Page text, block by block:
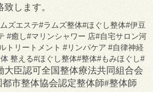
します。
ズエステ#ラムズ整体#ほぐし整体#伊豆
#癒し#マリンシャワー 店#自宅サロン河
トリートメント #リンパケア #自律神経
整える#ほぐし整体#整体#もみほぐし#
大臣認可全国整体療法共同組合会
都市整体協会認定整体師#整体師